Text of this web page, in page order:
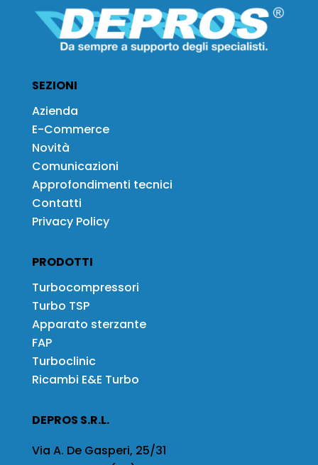
SEZIONI
Azienda
E-Commerce
Novità
Comunicazioni
Approfondimenti tecnici
Contatti
Privacy Policy
PRODOTTI
Turbocompressori
Turbo TSP
Apparato sterzante
FAP
Turboclinic
Ricambi E&E Turbo
DEPROS S.R.L.
Via A. De Gasperi, 25/31